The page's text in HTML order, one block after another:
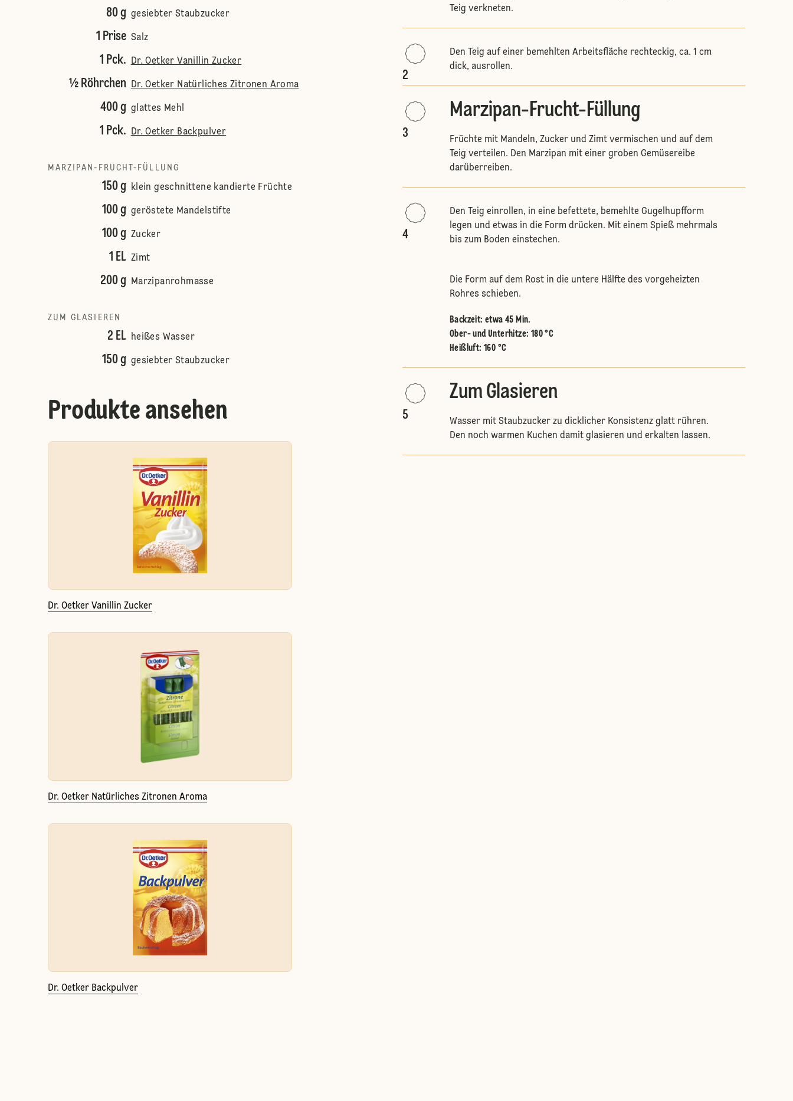
80 g gesiebter Staubzucker
1 Prise Salz
1 Pck. Dr. Oetker Vanillin Zucker
½ Röhrchen Dr. Oetker Natürliches Zitronen Aroma
400 g glattes Mehl
1 Pck. Dr. Oetker Backpulver
MARZIPAN-FRUCHT-FÜLLUNG
150 g klein geschnittene kandierte Früchte
100 g geröstete Mandelstifte
100 g Zucker
1 EL Zimt
200 g Marzipanrohmasse
ZUM GLASIEREN
2 EL heißes Wasser
150 g gesiebter Staubzucker
Produkte ansehen
Dr. Oetker Vanillin Zucker
Dr. Oetker Natürliches Zitronen Aroma
Dr. Oetker Backpulver
Teig verkneten.
2
Den Teig auf einer bemehlten Arbeitsfläche rechteckig, ca. 1 cm
dick, ausrollen.
3
Marzipan-Frucht-Füllung
Früchte mit Mandeln, Zucker und Zimt vermischen und auf dem
Teig verteilen. Den Marzipan mit einer groben Gemüsereibe
darüberreiben.
4
Den Teig einrollen, in eine befettete, bemehlte Gugelhupfform
legen und etwas in die Form drücken. Mit einem Spieß mehrmals
bis zum Boden einstechen.
Die Form auf dem Rost in die untere Hälfte des vorgeheizten
Rohres schieben.
Backzeit: etwa 45 Min.
Ober- und Unterhitze: 180 °C
Heißluft: 160 °C
5
Zum Glasieren
Wasser mit Staubzucker zu dicklicher Konsistenz glatt rühren.
Den noch warmen Kuchen damit glasieren und erkalten lassen.